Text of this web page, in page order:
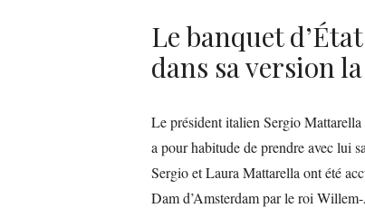
Le banquet
dans sa version
Le président italien Sergio
a pour habitude de prendre avec lui
Sergio et Laura Mattarella ont été
Dam d’Amsterdam par le roi